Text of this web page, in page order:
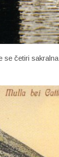
se četiri sakralna